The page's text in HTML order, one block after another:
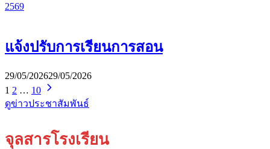
2569
แจ้งปรับการเรียนการสอน
29/05/202629/05/2026
1 2 … 10
ดูข่าวประชาสัมพันธ์
จุลสารโรงเรียน